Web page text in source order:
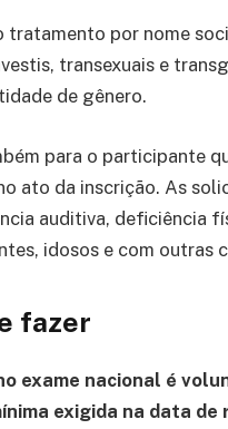
tratamento por nome
transexuais e
de gênero.
para o participante
ato da inscrição. As
auditiva, deficiência
idosos e com outras
fazer
exame nacional é
exigida na data